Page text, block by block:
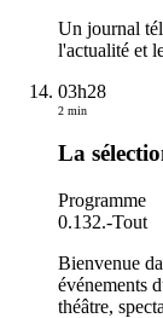
Un journal
l'actualité et
03h28
2 min
La
Programme
0.132.-Tout
Bienvenue
événements
théâtre,